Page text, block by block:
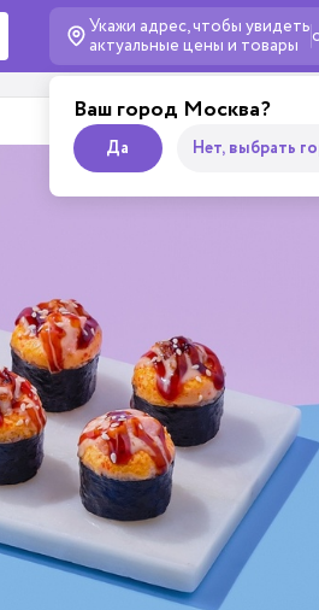
Укажи адрес, чтобы увидеть
актуальные цены и товары
Ваш город Москва?
Да Нет, выбрать